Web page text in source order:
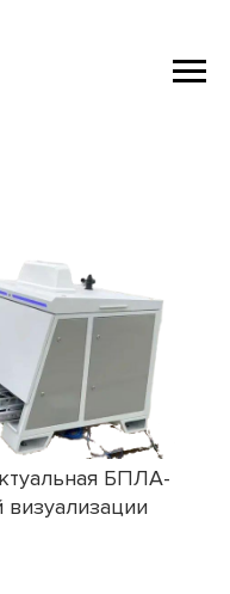
БПЛА-
визуализации